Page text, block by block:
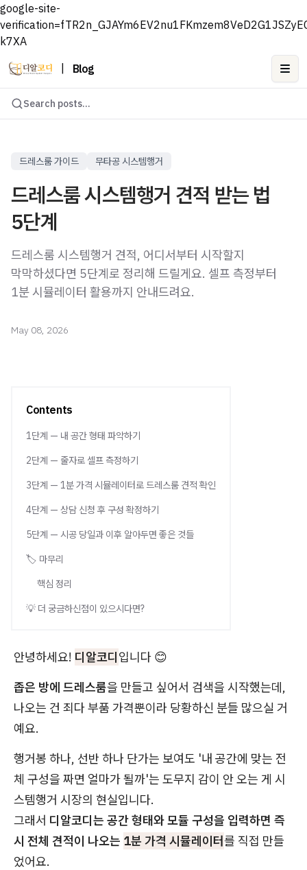
google-site-
k7XA
Blog
Search posts...
드레스룸 가이드 무타공 시스템행거
드레스룸 시스템행거 견적 받는 법
5단계
드레스룸 시스템행거 견적, 어디서부터 시작할지
막막하셨다면 5단계로 정리해 드릴게요. 셀프 측정부터
1분 시뮬레이터 활용까지 안내드려요.
May 08, 2026
Contents
1단계 — 내 공간 형태 파악하기
2단계 — 줄자로 셀프 측정하기
3단계 — 1분 가격 시뮬레이터로 드레스룸 견적 확인
4단계 — 상담 신청 후 구성 확정하기
5단계 — 시공 당일과 이후 알아두면 좋은 것들
🏷️ 마무리
핵심 정리
💡 더 궁금하신점이 있으시다면?
안녕하세요! 디알코디입니다 😊
좁은 방에 드레스룸을 만들고 싶어서 검색을 시작했는데,
나오는 건 죄다 부품 가격뿐이라 당황하신 분들 많으실 거
예요.
행거봉 하나, 선반 하나 단가는 보여도 '내 공간에 맞는 전
체 구성을 짜면 얼마가 될까'는 도무지 감이 안 오는 게 시
스템행거 시장의 현실입니다.
그래서 디알코디는 공간 형태와 모듈 구성을 입력하면 즉
시 전체 견적이 나오는 1분 가격 시뮬레이터를 직접 만들
었어요.